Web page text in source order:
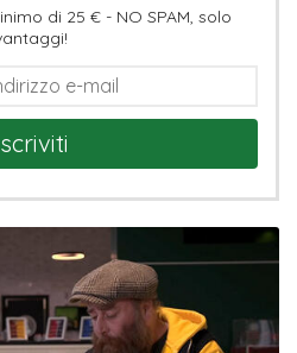
di 25 € - NO SPAM, solo